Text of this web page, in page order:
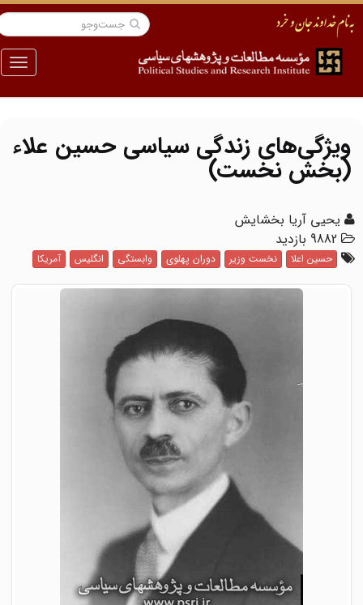
منو
ویژگی‌های زندگی سیاسی حسین علاء
(بخش نخست)
یحیی آریا بخشایش
9882 بازدید
حسین اعلا نخست وزیر دوران پهلوی وابستگی انگلیس آمریکا